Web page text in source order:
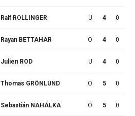
Ralf ROLLINGER U 4 0
Rayan BETTAHAR O 4 0
Julien ROD U 4 0
Thomas GRÖNLUND O 5 0
Sebastián NAHÁLKA O 5 0